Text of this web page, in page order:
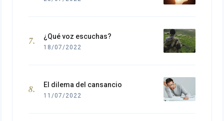
¿Qué voz escuchas?
18/07/2022
El dilema del cansancio
11/07/2022